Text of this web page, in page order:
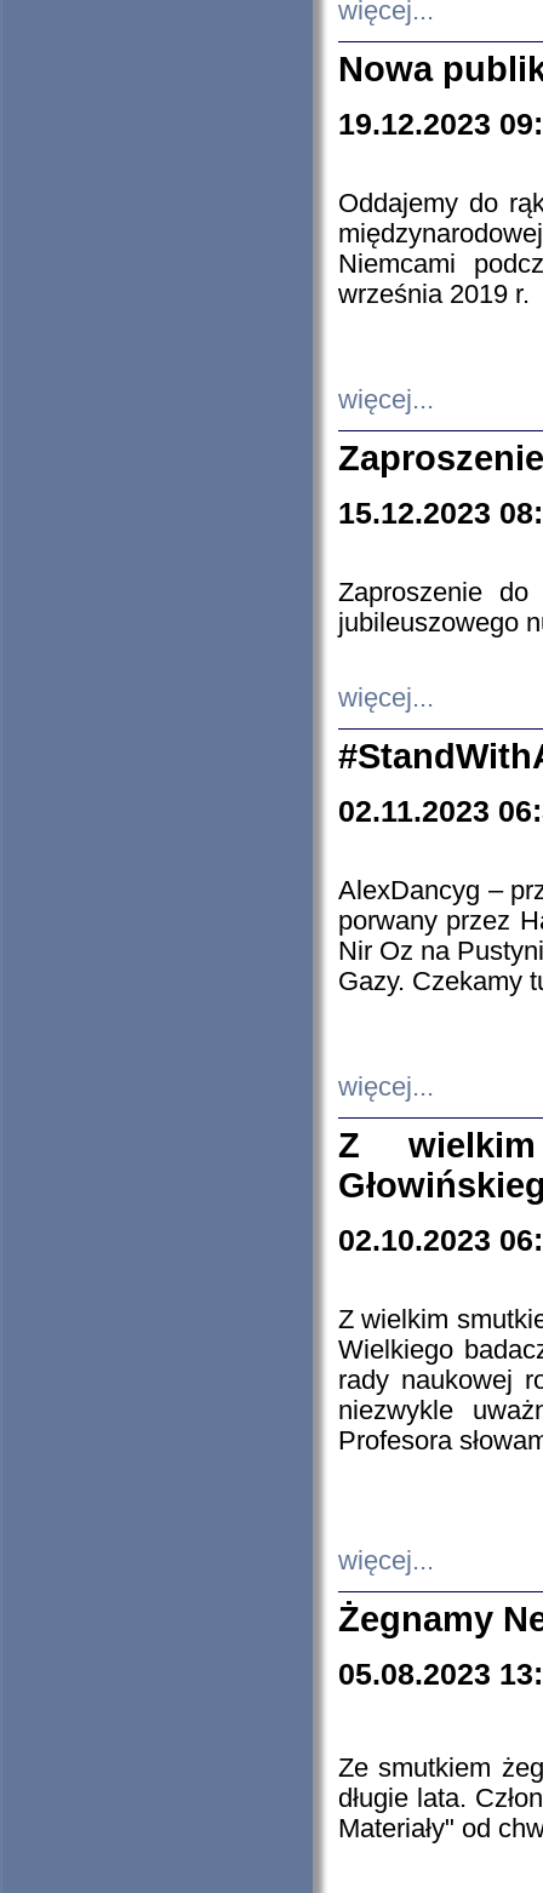
więcej...
Nowa
19.12.2023
Oddajemy do
Niemcami
września 2019 r.
więcej...
15.12.2023
Zaproszenie do
jubileuszowego
więcej...
02.11.2023
AlexDancyg –
porwany przez
Nir Oz na
Gazy. Czekamy
więcej...
Z
02.10.2023
Z wielkim
Wielkiego
rady naukowej
niezwykle
Profesora
więcej...
Żegnamy
05.08.2023
Ze smutkiem
długie lata.
Materiały" od